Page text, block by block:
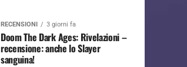
RECENSIONI 3 giorni fa
Doom The Dark Ages: Rivelazioni –
recensione: anche lo Slayer
sanguina!